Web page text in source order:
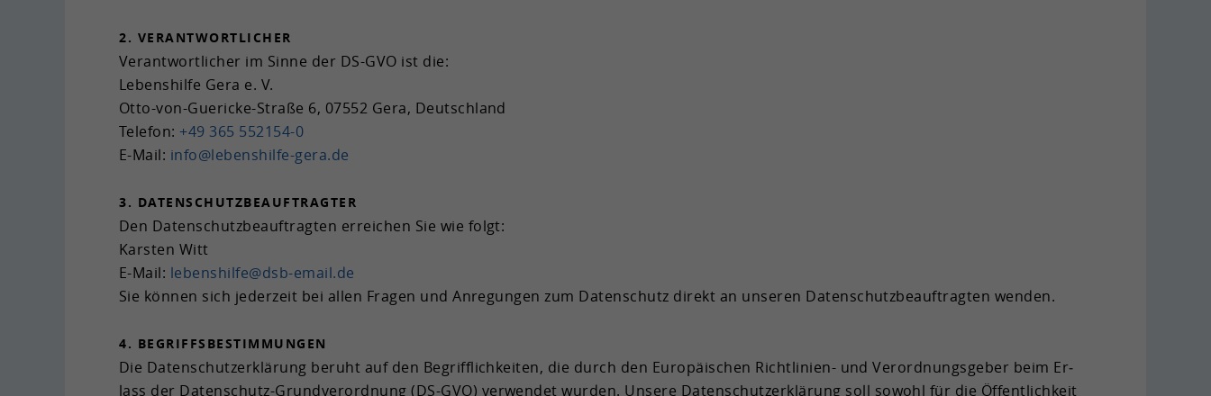
2. VER­ANT­WORT­LI­CHER
Ver­ant­wort­li­cher im Sinne der DS-​GVO ist die:
Le­bens­hil­fe Gera e. V.
Otto-​von-Guericke-Straße 6, 07552 Gera, Deutsch­land
Te­le­fon: +49 365 552154-​0
E-​Mail: info@lebenshilfe-​gera.de
3. DA­TEN­SCHUTZ­BE­AUF­TRAG­TER
Den Da­ten­schutz­be­auf­trag­ten er­rei­chen Sie wie folgt:
Kars­ten Witt
E-​Mail: le­bens­hil­fe@dsb-​email.de
Sie kön­nen sich je­der­zeit bei allen Fra­gen und An­re­gun­gen zum Da­ten­schutz di­rekt an un­se­ren Da­ten­schutz­be­auf­trag­ten wen­den.
4. BE­GRIFFS­BE­STIM­MUN­GEN
Die Da­ten­schutz­er­klä­rung be­ruht auf den Be­griff­lich­kei­ten, die durch den Eu­ro­päi­schen Richtlinien-​ und Ver­ord­nungs­ge­ber beim Er­
lass der Datenschutz-​Grundverordnung (DS-​GVO) ver­wen­det wur­den. Un­se­re Da­ten­schutz­er­klä­rung soll so­wohl für die Öf­fent­lich­keit
Zweck